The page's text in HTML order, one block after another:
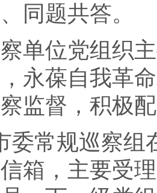
同题共答。
位党组织主
永葆自我革
监督，积极
常规巡察组
箱，主要受